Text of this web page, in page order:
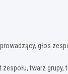
głos
twarz grupy,